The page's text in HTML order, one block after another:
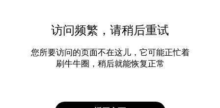
访问频繁，请稍后重试
您所要访问的页面不在这儿，它可能正忙着
刷牛牛圈，稍后就能恢复正常